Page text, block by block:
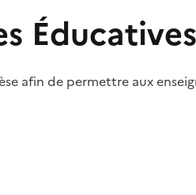
Éducatives
afin de permettre aux